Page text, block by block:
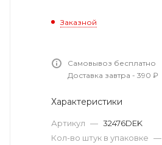
Заказной
Самовывоз бесплатно
Доставка завтра - 390 ₽
Характеристики
Артикул — 32476DEK
Кол-во штук в упаковке —